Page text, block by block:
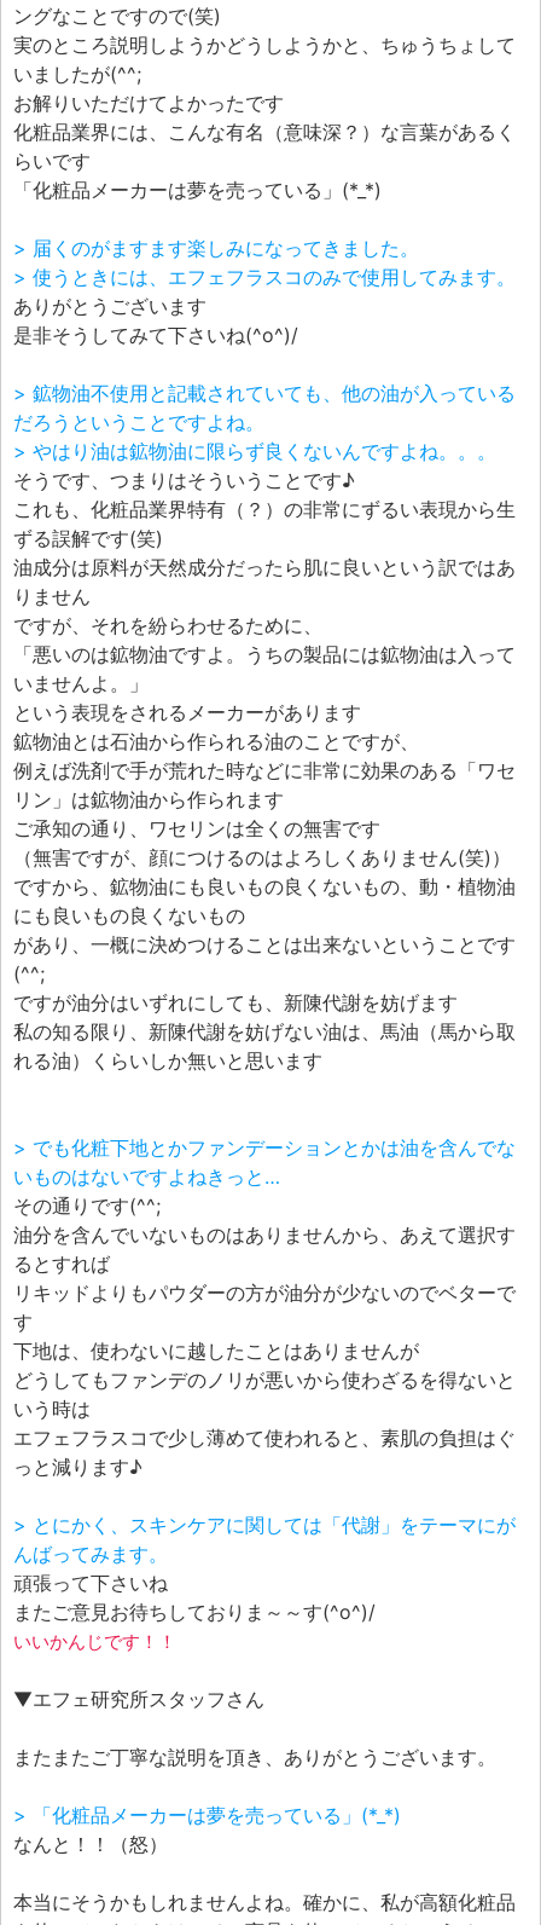
ングなことですので(笑)
実のところ説明しようかどうしようかと、ちゅうちょして
いましたが(^^;
お解りいただけてよかったです
化粧品業界には、こんな有名（意味深？）な言葉があるく
らいです
「化粧品メーカーは夢を売っている」(*_*)
> 届くのがますます楽しみになってきました。
> 使うときには、エフェフラスコのみで使用してみます。
ありがとうございます
是非そうしてみて下さいね(^o^)/
> 鉱物油不使用と記載されていても、他の油が入っている
だろうということですよね。
> やはり油は鉱物油に限らず良くないんですよね。。。
そうです、つまりはそういうことです♪
これも、化粧品業界特有（？）の非常にずるい表現から生
ずる誤解です(笑)
油成分は原料が天然成分だったら肌に良いという訳ではあ
りません
ですが、それを紛らわせるために、
「悪いのは鉱物油ですよ。うちの製品には鉱物油は入って
いませんよ。」
という表現をされるメーカーがあります
鉱物油とは石油から作られる油のことですが、
例えば洗剤で手が荒れた時などに非常に効果のある「ワセ
リン」は鉱物油から作られます
ご承知の通り、ワセリンは全くの無害です
（無害ですが、顔につけるのはよろしくありません(笑)）
ですから、鉱物油にも良いもの良くないもの、動・植物油
にも良いもの良くないもの
があり、一概に決めつけることは出来ないということです
(^^;
ですが油分はいずれにしても、新陳代謝を妨げます
私の知る限り、新陳代謝を妨げない油は、馬油（馬から取
れる油）くらいしか無いと思います
> でも化粧下地とかファンデーションとかは油を含んでな
いものはないですよねきっと…
その通りです(^^;
油分を含んでいないものはありませんから、あえて選択す
るとすれば
リキッドよりもパウダーの方が油分が少ないのでベターで
す
下地は、使わないに越したことはありませんが
どうしてもファンデのノリが悪いから使わざるを得ないと
いう時は
エフェフラスコで少し薄めて使われると、素肌の負担はぐ
っと減ります♪
> とにかく、スキンケアに関しては「代謝」をテーマにが
んばってみます。
頑張って下さいね
またご意見お待ちしておりま～～す(^o^)/
いいかんじです！！
▼エフェ研究所スタッフさん
またまたご丁寧な説明を頂き、ありがとうございます。
> 「化粧品メーカーは夢を売っている」(*_*)
なんと！！（怒）
本当にそうかもしれませんよね。確かに、私が高額化粧品